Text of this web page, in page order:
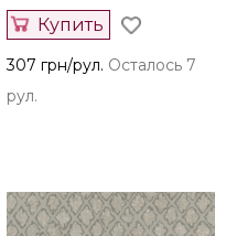
Купить
307 грн/рул. Осталось 7
рул.